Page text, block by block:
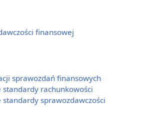
finansowej
sprawozdań finansowych
rachunkowości
sprawozdawczości